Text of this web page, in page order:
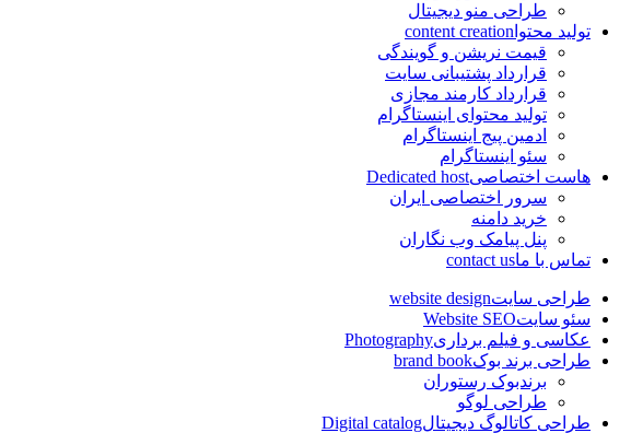
طراحی منو دیجیتال
تولید محتوا content creation
قیمت نریشن و گویندگی
قرارداد پشتیبانی سایت
قرارداد کارمند مجازی
تولید محتوای اینستاگرام
ادمین پیج اینستاگرام
سئو اینستاگرام
هاست اختصاصیDedicated host
سرور اختصاصی ایران
خرید دامنه
پنل پیامک وب نگاران
تماس با ماcontact us
طراحی سایتwebsite design
سئو سایتWebsite SEO
عکاسی و فیلم برداریPhotography
طراحی برند بوکbrand book
برندبوک رستوران
طراحی لوگو
طراحی کاتالوگ دیجیتالDigital catalog